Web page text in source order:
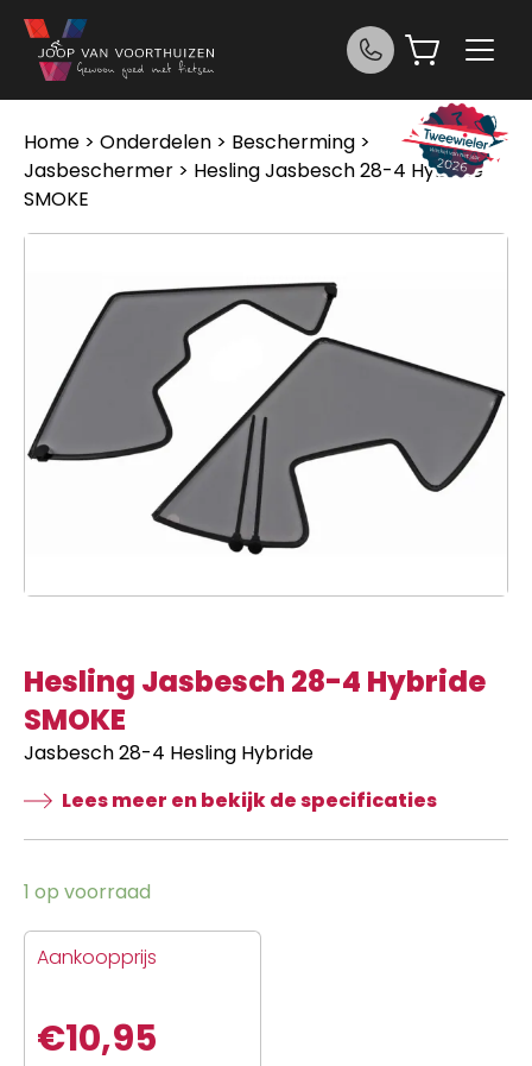
Ga naar de inhoud
Home > Onderdelen > Bescherming >
Jasbeschermer > Hesling Jasbesch 28-4 Hybride
SMOKE
Hesling Jasbesch 28-4 Hybride
SMOKE
Jasbesch 28-4 Hesling Hybride
Lees meer en bekijk de specificaties
1 op voorraad
Aankoopprijs
€10,95